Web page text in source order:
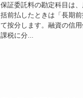
保証委託料の勘定科目は
括前払したときは「長期
て按分します。融資の信
課税に分...